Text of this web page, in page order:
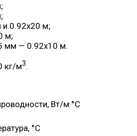
0.92х20 м;
м;
мм — 0.92х10 м.
кг/м3.
Вт/м·°C
°C